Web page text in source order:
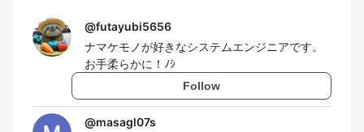
@futayubi5656
ナマケモノが好きなシステムエンジニアです。
お手柔らかに！ﾉｼ
Follow
@masagl07s